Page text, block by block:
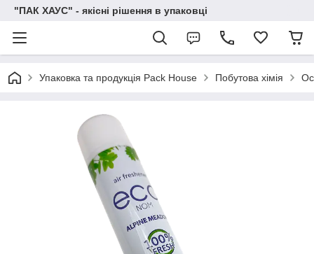
"ПАК ХАУС" - якісні рішення в упаковці
Упаковка та продукція Pack House Побутова хімія